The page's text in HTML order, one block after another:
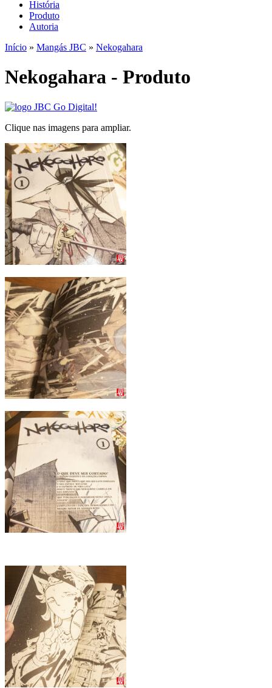
História
Produto
Autoria
Início » Mangás JBC » Nekogahara
Nekogahara - Produto
Clique nas imagens para ampliar.